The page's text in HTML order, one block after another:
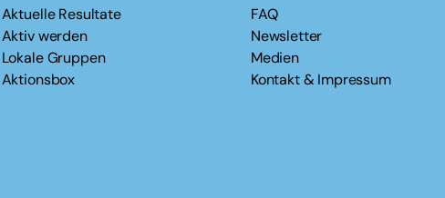
Aktuelle Resultate
Aktiv werden
Lokale Gruppen
Aktionsbox
FAQ
Newsletter
Medien
Kontakt & Impressum